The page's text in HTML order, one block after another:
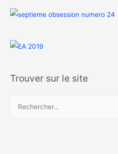
Trouver sur le site